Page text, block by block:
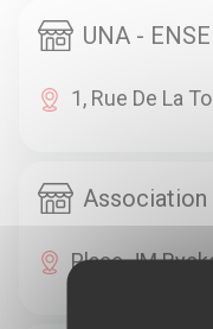
UNA -
1, Rue De La
Association
Place JM